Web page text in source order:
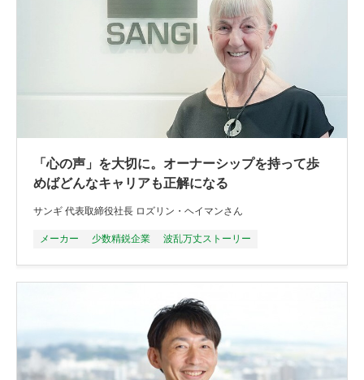
「心の声」を大切に。オーナーシップを持って歩
めばどんなキャリアも正解になる
サンギ 代表取締役社長 ロズリン・ヘイマンさん
メーカー 少数精鋭企業 波乱万丈ストーリー